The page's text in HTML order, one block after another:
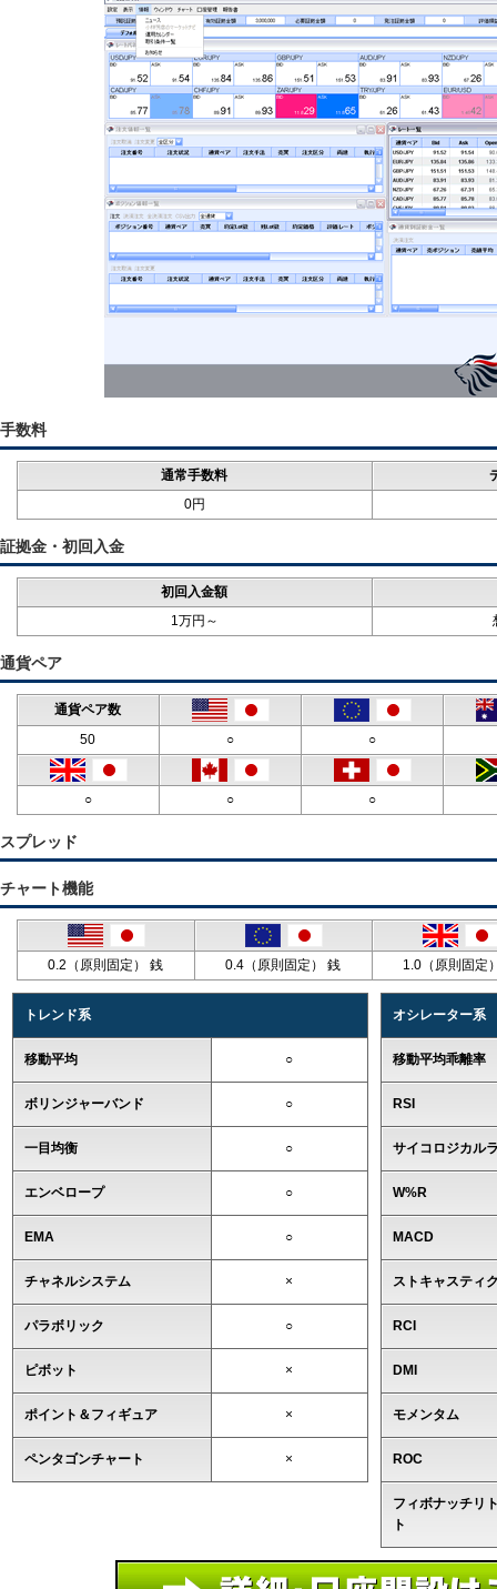
手数料
通常手数料
0円
証拠金・初回入金
初回入金額
1万円～
通貨ペア
通貨ペア数
50
○ ○
○ ○ ○
スプレッド
チャート機能
0.2（原則固定） 銭 0.4（原則固定） 銭 1.0（原則固定
トレンド系
移動平均 ○
ボリンジャーバンド ○
一目均衡 ○
エンベロープ ○
EMA ○
チャネルシステム ×
パラボリック ○
ピボット ×
ポイント＆フィギュア ×
ペンタゴンチャート ×
オシレーター系
移動平均乖離率
RSI
サイコロジカル
W%R
MACD
ストキャスティ
RCI
DMI
モメンタム
ROC
フィボナッチリ
ト